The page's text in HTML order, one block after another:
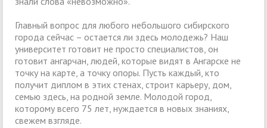
Главный вопрос для любого небольшого сибирского
города сейчас – остается ли здесь молодежь? Наш
университет готовит не просто специалистов, он
готовит ангарчан, людей, которые видят в Ангарске не
точку на карте, а точку опоры. Пусть каждый, кто
получит диплом в этих стенах, строит карьеру, дом,
семью здесь, на родной земле. Молодой город,
которому всего 75 лет, нуждается в новых знаниях,
свежем взгляде.